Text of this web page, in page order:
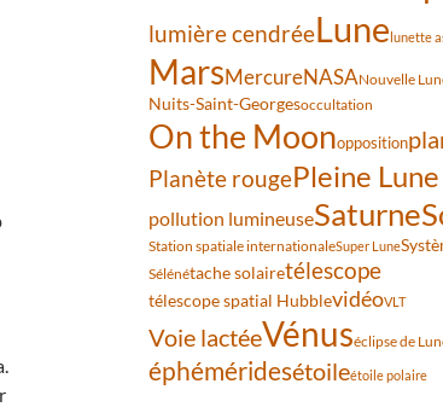
lumière cendréeLunelunette
MarsMercureNASANouvelle
Nuits-Saint-Georgesoccultation
On the Moonopposition
Planète rougePleine Lune
pollution lumineuseSaturne
Station spatiale internationaleSuper Lune
Sélénétache solairetélescope
télescope spatial HubblevidéoVLT
Voie lactéeVénuséclipse de
éphéméridesétoileétoile polaire